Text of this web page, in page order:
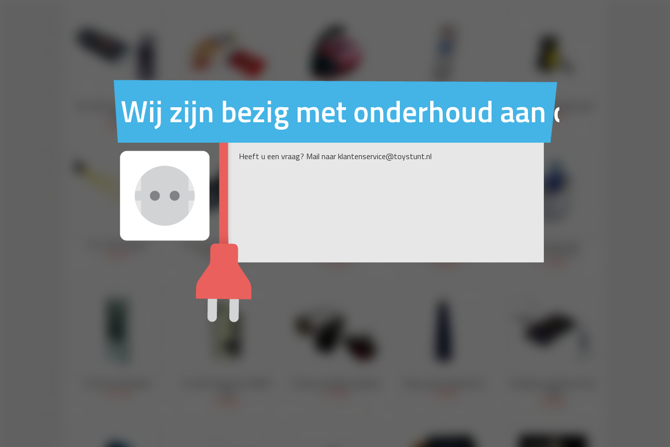
Wij zijn bezig met onderhoud aan ons
Heeft u een vraag? Mail naar klantenservice@toystunt.nl